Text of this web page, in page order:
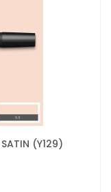
SATIN (Y129)